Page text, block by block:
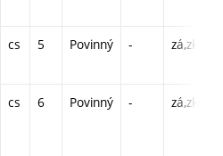
cs 5 Povinný - zá,zk
cs 6 Povinný - zá,zk